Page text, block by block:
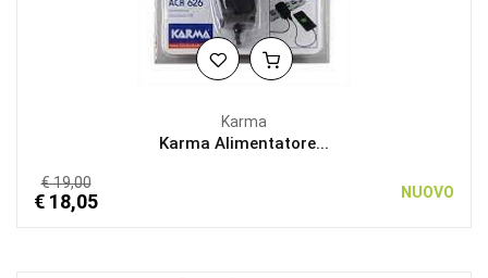
Karma
Karma Alimentatore...
€ 19,00
€ 18,05 NUOVO